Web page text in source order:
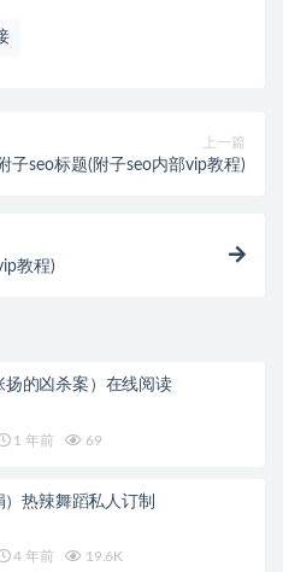
上一篇
子seo标题(附子seo内部vip教程)
教程)
扬的凶杀案）在线阅读
1 年前 69
）热辣舞蹈私人订制
4 年前 19.6K